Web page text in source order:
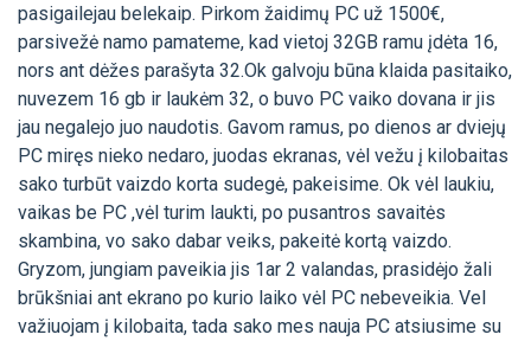
pasigailejau belekaip. Pirkom žaidimų PC už 1500€,
parsivežė namo pamateme, kad vietoj 32GB ramu įdėta 16,
nors ant dėžes parašyta 32.Ok galvoju būna klaida pasitaiko,
nuvezem 16 gb ir laukėm 32, o buvo PC vaiko dovana ir jis
jau negalejo juo naudotis. Gavom ramus, po dienos ar dviejų
PC miręs nieko nedaro, juodas ekranas, vėl vežu į kilobaitas
sako turbūt vaizdo korta sudegė, pakeisime. Ok vėl laukiu,
vaikas be PC ,vėl turim laukti, po pusantros savaitės
skambina, vo sako dabar veiks, pakeitė kortą vaizdo.
Gryzom, jungiam paveikia jis 1ar 2 valandas, prasidėjo žali
brūkšniai ant ekrano po kurio laiko vėl PC nebeveikia. Vel
važiuojam į kilobaita, tada sako mes nauja PC atsiusime su